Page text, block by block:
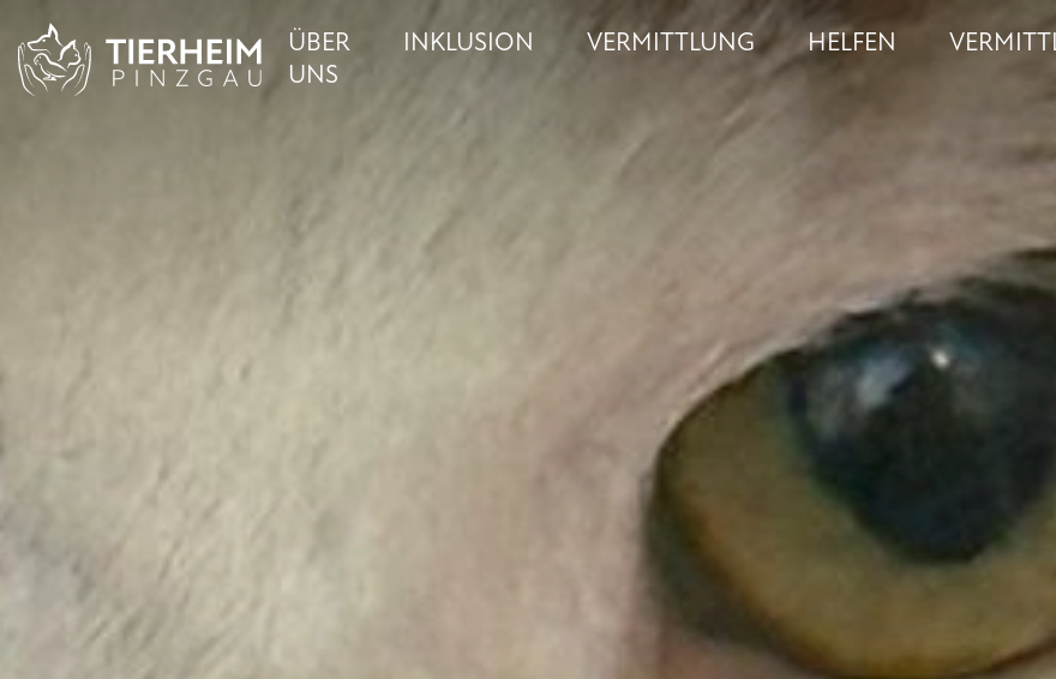
ÜBER
UNS
INKLUSION VERMITTLUNG HELFEN